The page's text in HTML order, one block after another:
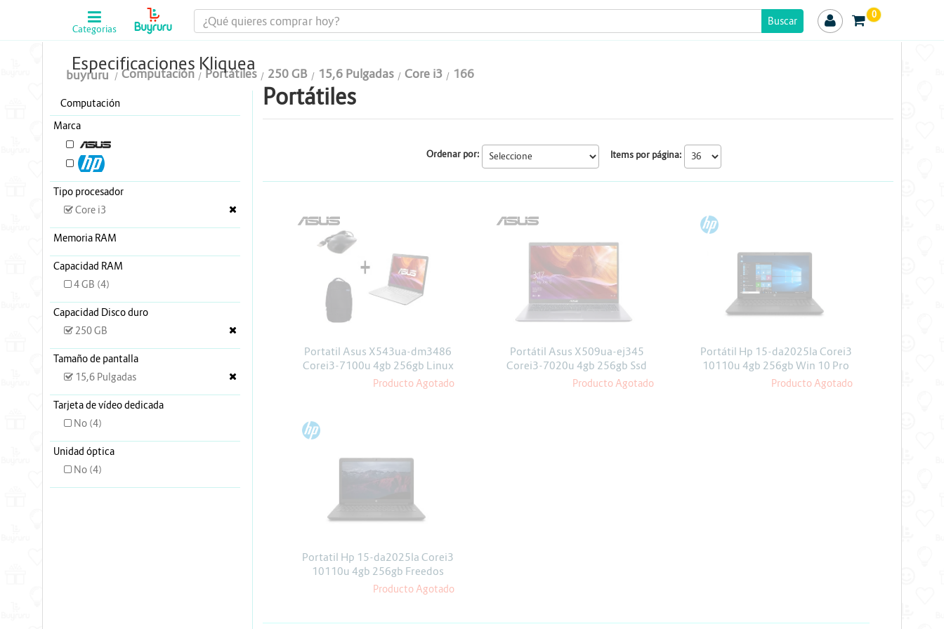
Categorias
0
Computación
Todo en uno
Computadores
Almacenamiento y Repotenciación
Cables y conectividad
Proyectores
Tablas Digitalizadoras
Celulares y Tablets
Tintas y Toner
Conectividad y Redes
Energia y Potencia
Marcas
Especificaciones Kliquea
buyruru Computación Portátiles 250 GB 15,6 Pulgadas Core i3 166
Computación
Marca
ASUS (2)
HP (2)
Tipo procesador
Core i3
Memoria RAM
Capacidad RAM
4 GB (4)
Capacidad Disco duro
250 GB
Tamaño de pantalla
15,6 Pulgadas
Tarjeta de vídeo dedicada
No (4)
Unidad óptica
No (4)
Portátiles
Ordenar por: Items por página:
Portatil Asus X543ua-dm3486
Corei3-7100u 4gb 256gb Linux
ASUS
Producto Agotado
Portátil Asus X509ua-ej345
Corei3-7020u 4gb 256gb Ssd
Linux
ASUS
Producto Agotado
Portátil Hp 15-da2025la Corei3
10110u 4gb 256gb Win 10 Pro
HP
Producto Agotado
Portatil Hp 15-da2025la Corei3
10110u 4gb 256gb Freedos
HP
Producto Agotado